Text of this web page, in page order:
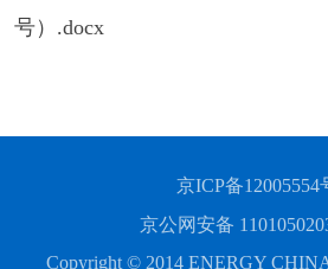
号）.docx
京ICP备12005554
京公网安备
Copyright © 2014 ENERGY